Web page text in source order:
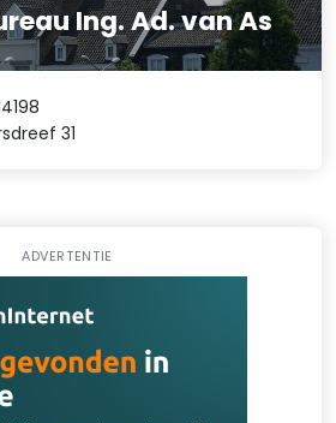
Ing. Ad. van As
31
ADVERTENTIE